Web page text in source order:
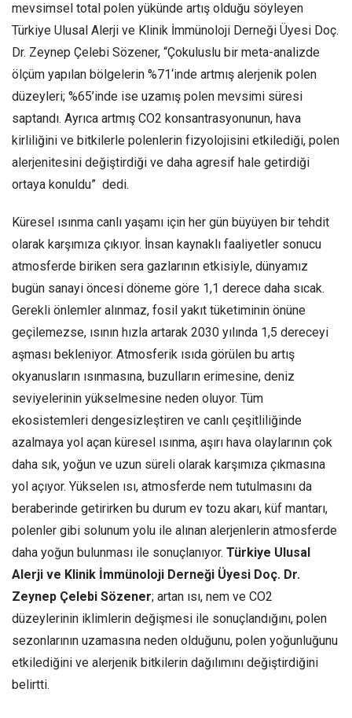
mevsimsel total polen yükünde artış olduğu söyleyen
Türkiye Ulusal Alerji ve Klinik İmmünoloji Derneği Üyesi Doç.
Dr. Zeynep Çelebi Sözener, “Çokuluslu bir meta-analizde
ölçüm yapılan bölgelerin %71‘inde artmış alerjenik polen
düzeyleri; %65’inde ise uzamış polen mevsimi süresi
saptandı. Ayrıca artmış CO2 konsantrasyonunun, hava
kirliliğini ve bitkilerle polenlerin fizyolojisini etkilediği, polen
alerjenitesini değiştirdiği ve daha agresif hale getirdiği
ortaya konuldu” dedi.
Küresel ısınma canlı yaşamı için her gün büyüyen bir tehdit
olarak karşımıza çıkıyor. İnsan kaynaklı faaliyetler sonucu
atmosferde biriken sera gazlarının etkisiyle, dünyamız
bugün sanayi öncesi döneme göre 1,1 derece daha sıcak.
Gerekli önlemler alınmaz, fosil yakıt tüketiminin önüne
geçilemezse, ısının hızla artarak 2030 yılında 1,5 dereceyi
aşması bekleniyor. Atmosferik ısıda görülen bu artış
okyanusların ısınmasına, buzulların erimesine, deniz
seviyelerinin yükselmesine neden oluyor. Tüm
ekosistemleri dengesizleştiren ve canlı çeşitliliğinde
azalmaya yol açan küresel ısınma, aşırı hava olaylarının çok
daha sık, yoğun ve uzun süreli olarak karşımıza çıkmasına
yol açıyor. Yükselen ısı, atmosferde nem tutulmasını da
beraberinde getirirken bu durum ev tozu akarı, küf mantarı,
polenler gibi solunum yolu ile alınan alerjenlerin atmosferde
daha yoğun bulunması ile sonuçlanıyor. Türkiye Ulusal
Alerji ve Klinik İmmünoloji Derneği Üyesi Doç. Dr.
Zeynep Çelebi Sözener; artan ısı, nem ve CO2
düzeylerinin iklimlerin değişmesi ile sonuçlandığını, polen
sezonlarının uzamasına neden olduğunu, polen yoğunluğunu
etkilediğini ve alerjenik bitkilerin dağılımını değiştirdiğini
belirtti.